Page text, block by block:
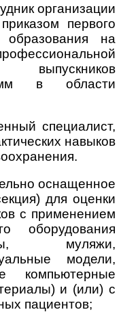
организации
первого
образования на
в области
специалист,
навыков
оснащенное
для оценки
с применением
оборудования
муляжи,
модели,
компьютерные
и (или) с
пациентов;